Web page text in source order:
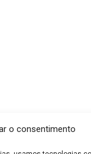
o consentimento